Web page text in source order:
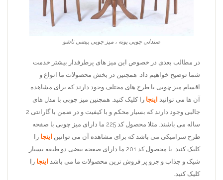
صندلی چوبی پونه ، میز چوبی بیضی تاشو
در مطالب بعدی در خصوص این میز های پرطرفدار بیشتر خدمت
شما توضیح خواهیم داد. همچنین در بخش محصولات ما انواع و
اقسام میز چوبی با طرح های مختلف وجود دارند که برای مشاهده
آن ها می توانید
اینجا را کلیک کنید. همچنین میز چوبی با مدل های
جالبی وجود دارند که بسیار محکم و با کیفیت و در ضمن با گارانتی 2
ساله می باشند. مثلا محصول کد 225 ما دارای میز چوبی با صفحه
طرح سرامیکی می باشد که برای مشاهده آن می توانین اینجا را
کلیک کنید. یا محصول کد 201 ما دارای صفحه بیضی دو طبقه بسیار
شیک و جذاب و جزو پر فروش ترین محصولات ما می باشد
اینجا را
کلیک کنید.